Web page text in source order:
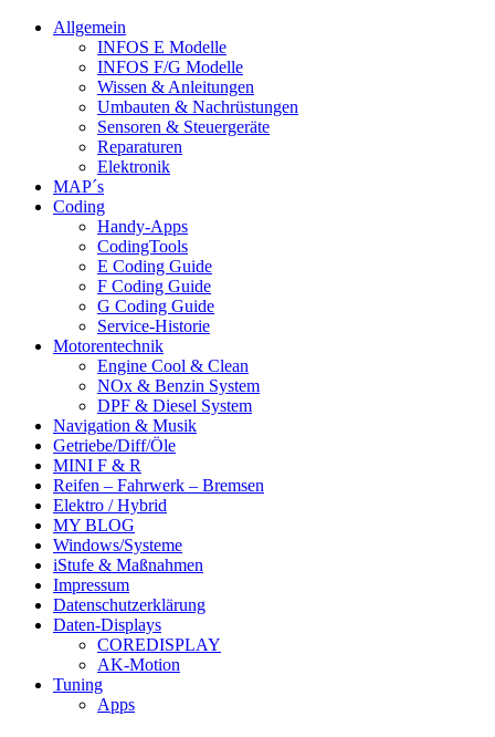
Allgemein
INFOS E Modelle
INFOS F/G Modelle
Wissen & Anleitungen
Umbauten & Nachrüstungen
Sensoren & Steuergeräte
Reparaturen
Elektronik
MAP´s
Coding
Handy-Apps
CodingTools
E Coding Guide
F Coding Guide
G Coding Guide
Service-Historie
Motorentechnik
Engine Cool & Clean
NOx & Benzin System
DPF & Diesel System
Navigation & Musik
Getriebe/Diff/Öle
MINI F & R
Reifen – Fahrwerk – Bremsen
Elektro / Hybrid
MY BLOG
Windows/Systeme
iStufe & Maßnahmen
Impressum
Datenschutzerklärung
Daten-Displays
COREDISPLAY
AK-Motion
Tuning
Apps